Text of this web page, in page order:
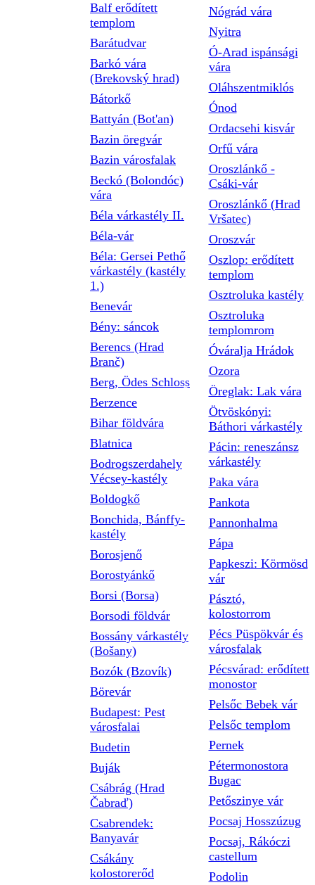
Balf erődített
templom
Barátudvar
Barkó vára
(Brekovský hrad)
Bátorkő
Battyán (Bot'an)
Bazin öregvár
Bazin városfalak
Beckó (Bolondóc)
vára
Béla várkastély II.
Béla-vár
Béla: Gersei Pethő
várkastély (kastély
1.)
Benevár
Bény: sáncok
Berencs (Hrad
Branč)
Berg, Ödes Schloss
Berzence
Bihar földvára
Blatnica
Bodrogszerdahely
Vécsey-kastély
Boldogkő
Bonchida, Bánffy-
kastély
Borosjenő
Borostyánkő
Borsi (Borsa)
Borsodi földvár
Bossány várkastély
(Bošany)
Bozók (Bzovík)
Börevár
Budapest: Pest
városfalai
Budetin
Buják
Csábrág (Hrad
Čabraď)
Csabrendek:
Banyavár
Csákány
kolostorerőd
Nógrád vára
Nyitra
Ó-Arad ispánsági
vára
Oláhszentmiklós
Ónod
Ordacsehi kisvár
Orfű vára
Oroszlánkő -
Csáki-vár
Oroszlánkő (Hrad
Vršatec)
Oroszvár
Oszlop: erődített
templom
Osztroluka kastély
Osztroluka
templomrom
Óváralja Hrádok
Ozora
Öreglak: Lak vára
Ötvöskónyi:
Báthori várkastély
Pácin: reneszánsz
várkastély
Paka vára
Pankota
Pannonhalma
Pápa
Papkeszi: Körmösd
vár
Pásztó,
kolostorrom
Pécs Püspökvár és
városfalak
Pécsvárad: erődített
monostor
Pelsőc Bebek vár
Pelsőc templom
Pernek
Pétermonostora
Bugac
Petőszinye vár
Pocsaj Hosszúzug
Pocsaj, Rákóczi
castellum
Podolin